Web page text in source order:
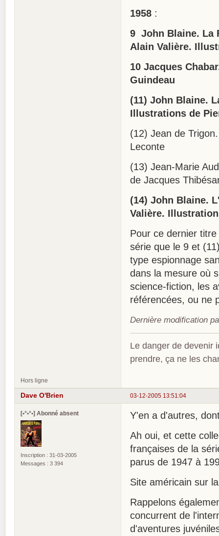
1958 :
9 John Blaine. La
Alain Valière.
10 Jacques
Guindeau
(11) John Blaine.
Illustrations de
(12) Jean de
Leconte
(13) Jean-Marie
de Jacques
(14) John Blaine.
Valière.
Pour ce dernier
série que le 9 et
type espionnage
dans la mesure où
science-fiction, les
référencées, ou ne
Dernière modification
Le danger de devenir
prendre, ça ne les
Hors ligne
03-12-2005 13:51:04
Dave O'Brien
[•°•°•] Abonné absent
Inscription : 31-03-2005
Messages : 3 394
Y'en a d'autres,
Ah oui, et cette
françaises de la
parus de 1947 à
Site américain sur
Rappelons
concurrent de
d'aventures